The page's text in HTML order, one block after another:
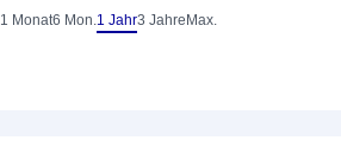
1 Monat6 Mon.1 Jahr3 Jahre Max.